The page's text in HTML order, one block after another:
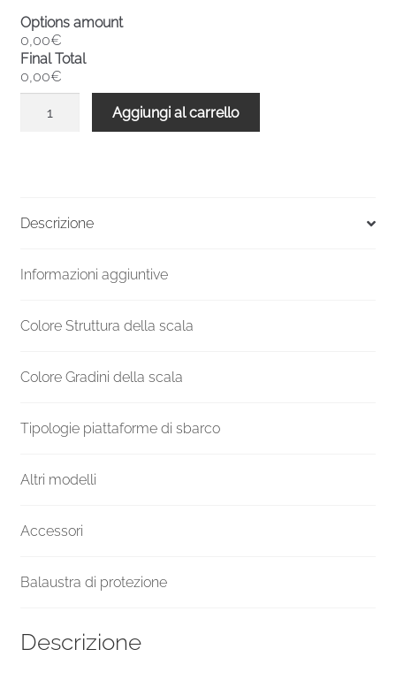
Options amount
0,00€
Final Total
0,00€
F20ZV
1470-
Ø
mm
Aggiungi al carrello
Descrizione
Informazioni aggiuntive
Colore Struttura della scala
Colore Gradini della scala
Tipologie piattaforme di sbarco
Altri modelli
Accessori
Balaustra di protezione
Descrizione